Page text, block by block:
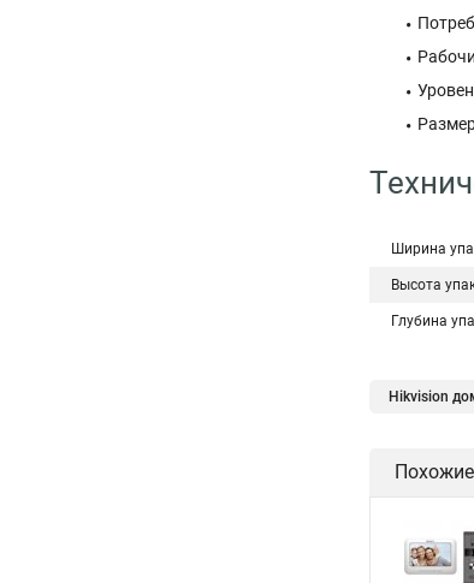
Ширина
Высота
Глубина
Hikvision